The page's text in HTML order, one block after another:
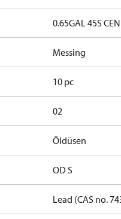
0.65GAL 45S CEN
Messing
10 pc
02
Öldüsen
OD S
Lead (CAS no.